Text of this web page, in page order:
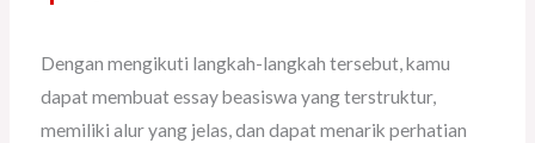
Dengan mengikuti langkah-langkah tersebut, kamu
dapat membuat essay beasiswa yang terstruktur,
memiliki alur yang jelas, dan dapat menarik perhatian